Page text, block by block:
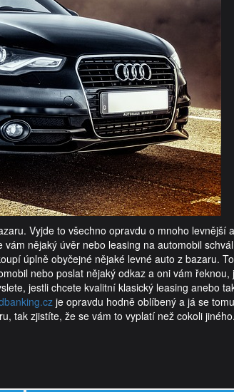
Vyjde to všechno opravdu o mnoho levnější
nějaký úvěr nebo leasing na automobil
úplně obyčejné nějaké levné auto z bazaru.
nebo poslat nějaký odkaz a oni vám řeknou,
jestli chcete kvalitní klasický leasing anebo
je opravdu hodně oblíbený a já se
tak zjistíte, že se vám to vyplatí než cokoli jiného.